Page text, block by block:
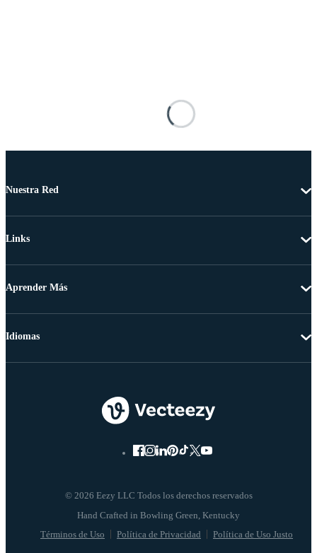
Nuestra Red
Links
Aprender Más
© 2026 Eezy LLC Todos los derechos reservados
Términos de Uso Política de Privacidad Política de Uso Justo
Idiomas